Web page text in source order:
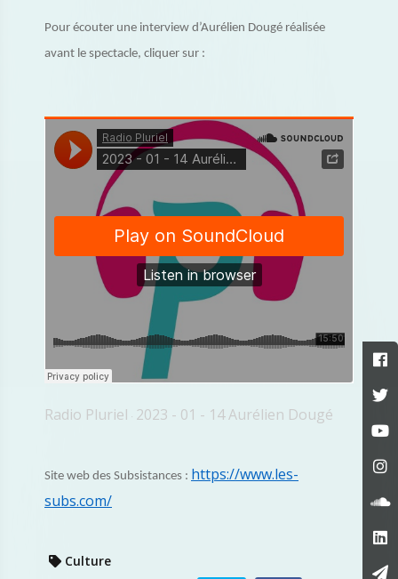
Pour écouter une interview d’Aurélien Dougé réalisée
avant le spectacle, cliquer sur :
Radio Pluriel · 2023 - 01 - 14 Aurélien Dougé
Site web des Subsistances : https://www.les-
subs.com/
Culture